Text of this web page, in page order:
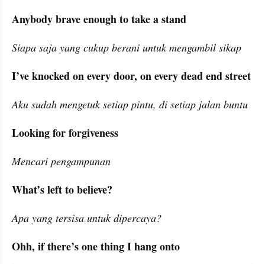
Anybody brave enough to take a stand
Siapa saja yang cukup berani untuk mengambil sikap
I’ve knocked on every door, on every dead end street
Aku sudah mengetuk setiap pintu, di setiap jalan buntu
Looking for forgiveness
Mencari pengampunan
What’s left to believe?
Apa yang tersisa untuk dipercaya?
Ohh, if there’s one thing I hang onto